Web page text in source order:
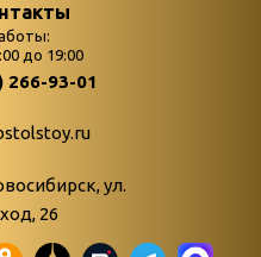
поступлений
Война. Народ.
до 19:00
266-93-01
ул.
26